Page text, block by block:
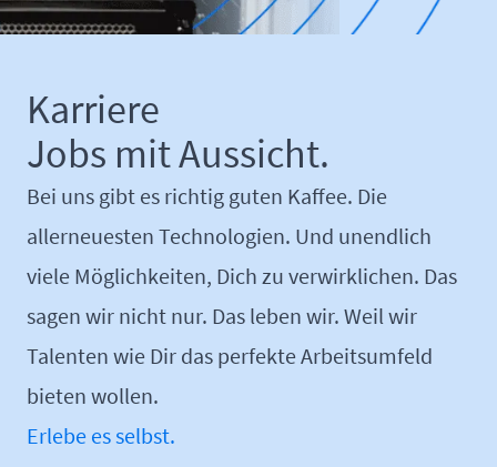
Karriere
Jobs mit Aussicht.
Bei uns gibt es richtig guten Kaffee. Die
allerneuesten Technologien. Und unendlich
viele Möglichkeiten, Dich zu verwirklichen. Das
sagen wir nicht nur. Das leben wir. Weil wir
Talenten wie Dir das perfekte Arbeitsumfeld
bieten wollen.
Erlebe es selbst.